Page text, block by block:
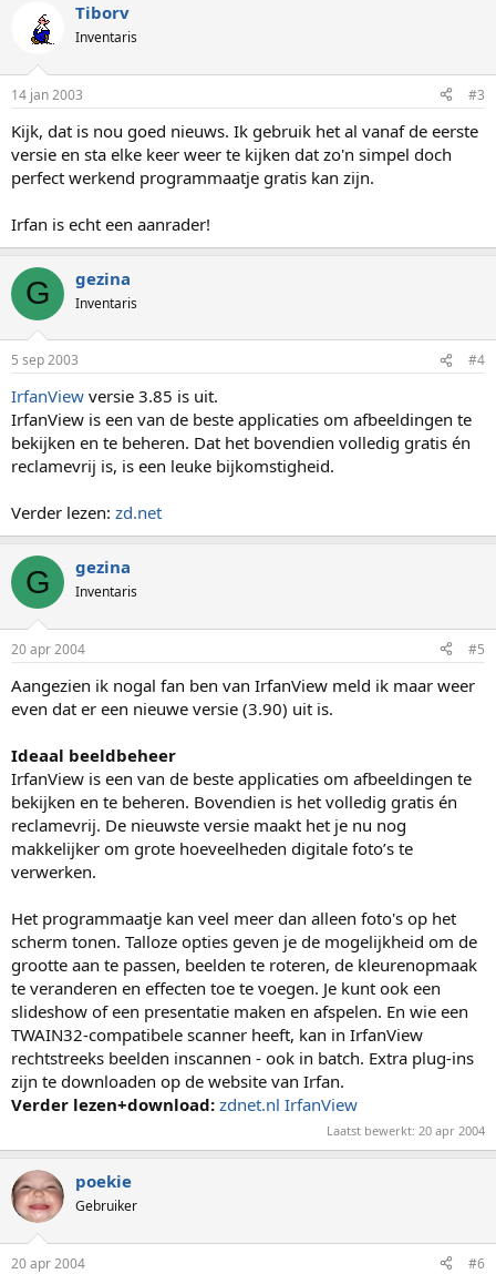
Tiborv
Inventaris
14 jan 2003 #3
Kijk, dat is nou goed nieuws. Ik gebruik het al vanaf de eerste
versie en sta elke keer weer te kijken dat zo'n simpel doch
perfect werkend programmaatje gratis kan zijn.
Irfan is echt een aanrader!
G gezina
Inventaris
5 sep 2003 #4
IrfanView versie 3.85 is uit.
IrfanView is een van de beste applicaties om afbeeldingen te
bekijken en te beheren. Dat het bovendien volledig gratis én
reclamevrij is, is een leuke bijkomstigheid.
Verder lezen: zd.net
G gezina
Inventaris
20 apr 2004 #5
Aangezien ik nogal fan ben van IrfanView meld ik maar weer
even dat er een nieuwe versie (3.90) uit is.
Ideaal beeldbeheer
IrfanView is een van de beste applicaties om afbeeldingen te
bekijken en te beheren. Bovendien is het volledig gratis én
reclamevrij. De nieuwste versie maakt het je nu nog
makkelijker om grote hoeveelheden digitale foto’s te
verwerken.
Het programmaatje kan veel meer dan alleen foto's op het
scherm tonen. Talloze opties geven je de mogelijkheid om de
grootte aan te passen, beelden te roteren, de kleurenopmaak
te veranderen en effecten toe te voegen. Je kunt ook een
slideshow of een presentatie maken en afspelen. En wie een
TWAIN32-compatibele scanner heeft, kan in IrfanView
rechtstreeks beelden inscannen - ook in batch. Extra plug-ins
zijn te downloaden op de website van Irfan.
Verder lezen+download: zdnet.nl IrfanView
Laatst bewerkt: 20 apr 2004
poekie
Gebruiker
20 apr 2004 #6